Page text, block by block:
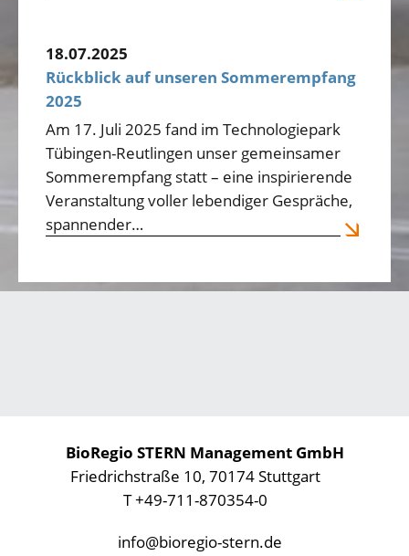
18.07.2025
Rückblick auf unseren Sommerempfang
2025
Am 17. Juli 2025 fand im Technologiepark
Tübingen-Reutlingen unser gemeinsamer
Sommerempfang statt – eine inspirierende
Veranstaltung voller lebendiger Gespräche,
spannender…
BioRegio STERN Management GmbH
Friedrichstraße 10, 70174 Stuttgart
T +49-711-870354-0
info@bioregio-stern.de